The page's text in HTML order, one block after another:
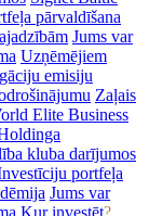
pārvaldīšana
Jums var
Uzņēmējiem
emisiju
Zaļais
Elite Business
kluba darījumos
portfeļa
Jums var
Kur investēt?